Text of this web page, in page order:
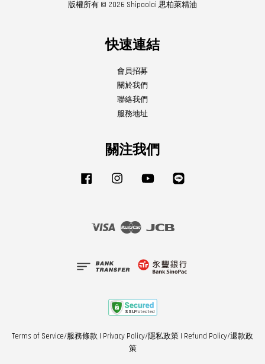
版權所有 © 2026 Shipaolai 思柏萊精油
快速連結
會員招募
關於我們
聯絡我們
服務地址
關注我們
Facebook Instagram YouTube
Visa Master
Terms of Service/服務條款 | Privacy Policy/隱私政策 | Refund Policy/退款政
策